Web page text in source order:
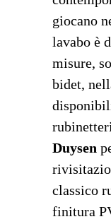
giocano
lavabo è
misure,
bidet,
Duysen
classico
finitura